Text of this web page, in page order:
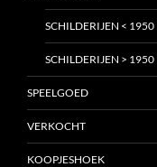
SCHILDERIJEN < 1950
SCHILDERIJEN > 1950
SPEELGOED
VERKOCHT
KOOPJESHOEK